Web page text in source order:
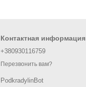
Контактная информация
+380930116759
Перезвонить вам?
PodkradylinBot